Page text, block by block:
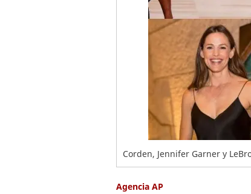
Corden, Jennifer Garner y
Agencia AP